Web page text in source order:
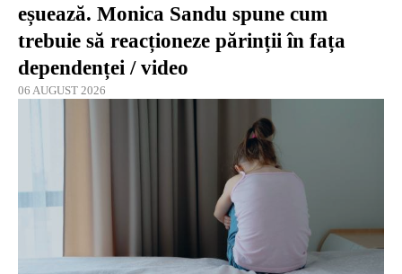
eșuează. Monica Sandu spune cum
trebuie să reacționeze părinții în fața
dependenței / video
06 AUGUST 2026